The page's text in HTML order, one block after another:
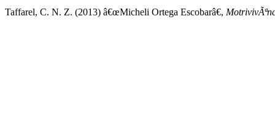
Taffarel, C. N. Z. (2013) â€œMicheli Ortega Escobarâ€,